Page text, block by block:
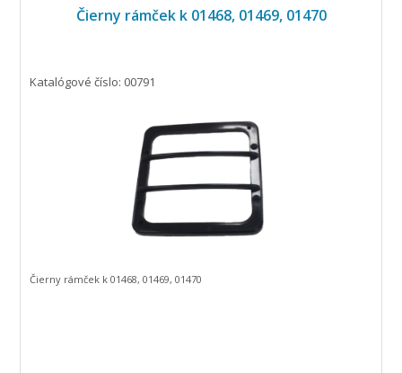
Čierny rámček k 01468, 01469, 01470
Katalógové číslo: 00791
Čierny rámček k 01468, 01469, 01470